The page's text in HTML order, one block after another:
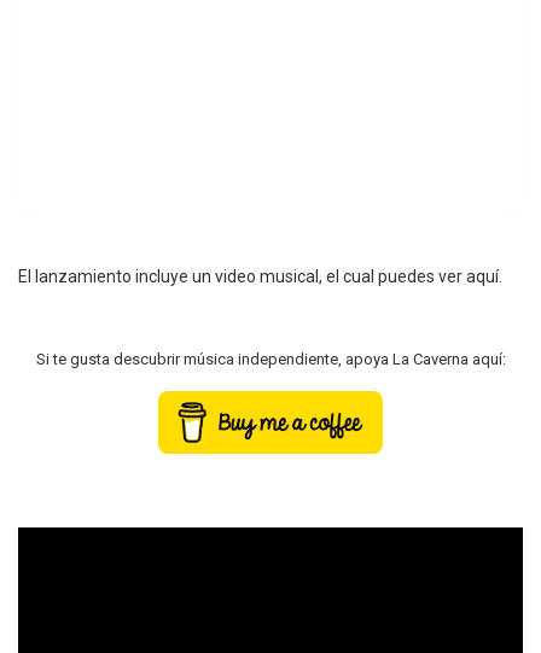
El lanzamiento incluye un video musical, el cual puedes ver aquí.
Si te gusta descubrir música independiente, apoya La Caverna aquí: